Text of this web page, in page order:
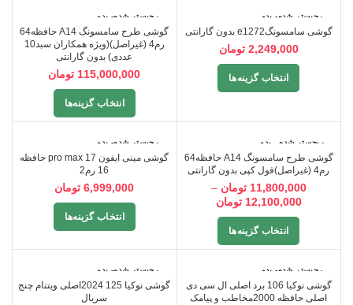
رجیستر شده- بدو
ن گارانتی
گوشی سامسونگe1272 بدون گارانتی
2,249,000 تومان
انتخاب گزینه‌ها
رجیستر شده- بدو
ن گارانتی
گوشی طرح سامسونگ A14 حافظه64
رم4 (غیراصل)(ویژه همکاران سبد10
عددی) بدون گارانتی
115,000,000 تومان
انتخاب گزینه‌ها
ریجستر شده_ بدو
ن گارانتی
گوشی طرح سامسونگ A14 حافظه64
رم4 (غیراصل)فول کپی بدون گارانتی
11,800,000 تومان –
12,100,000 تومان
انتخاب گزینه‌ها
رجیستر شده- بدو
ن گارانتی
گوشی مینی ایفون 17 pro max حافظه
16 رم2
6,999,000 تومان
انتخاب گزینه‌ها
رجیستر شده- بدو
ن گارانتی
گوشی نوکیا 106 برد اصلی ال سی دی
اصلی حافظه 2000مخاطب و پیامک
رجیستر شده- بدو
ن گارانتی
گوشی نوکیا 125 2024اصلی ویتنام چنج
سریال